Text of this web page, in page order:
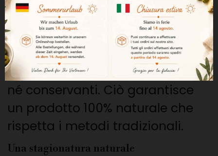
Questa spalla è elaborata
esclusivamente con due
ingredienti: spalla iberica e sale.
Non vengono utilizzati né nitriti
né conservanti. Ciò garantisce
un prodotto 100% naturale che
rispetta i metodi tradizionali.
Una stagionatura naturale